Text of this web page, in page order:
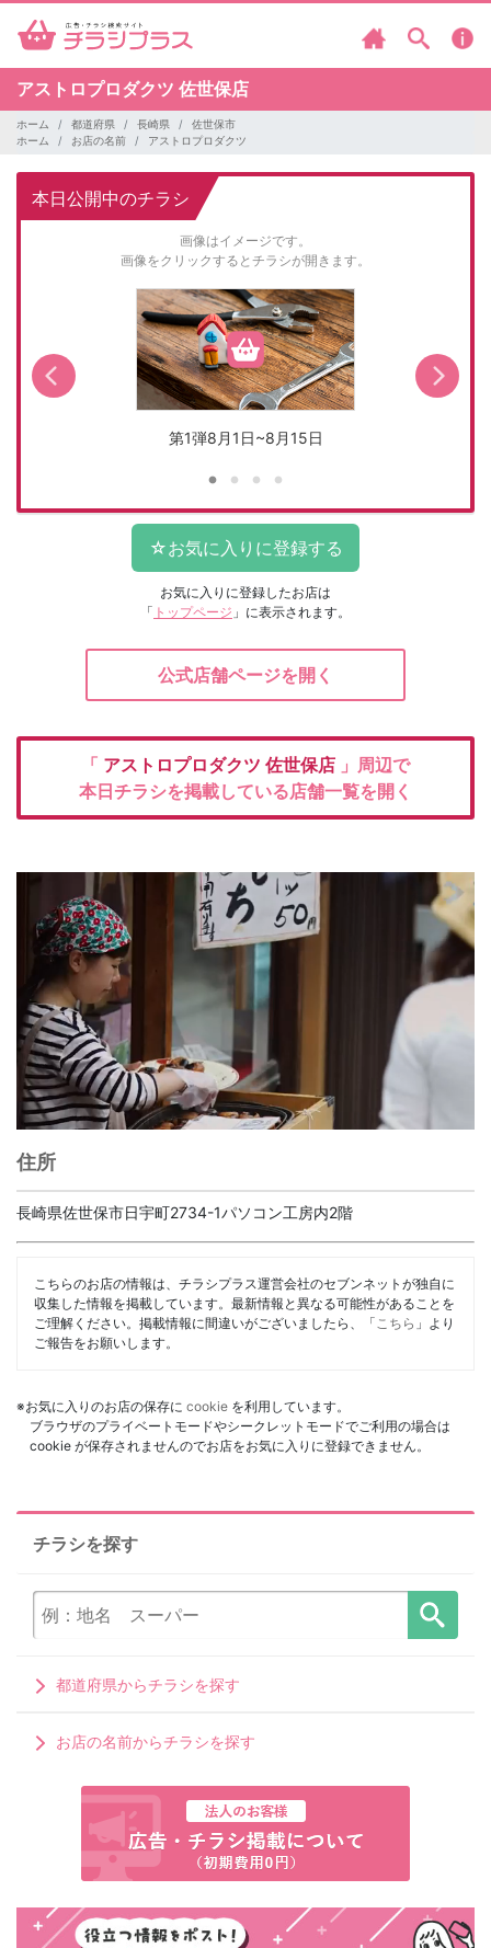
アストロプロダクツ 佐世保店
ホーム 都道府県 長崎県
佐世保市
ホーム
お店の名前 アストロプロダクツ
本日公開中のチラシ
画像はイメージです。
画像をクリックするとチラシが開きます。
第1弾8月1日~8月15日
お気に入りに登録したお店は
「 トップページ 」に表示されます。
公式店舗ページを開く
「 アストロプロダクツ 佐世保店 」周辺で
本日チラシを掲載している店舗一覧を開く
住所
長崎県佐世保市日宇町2734-1パソコン工房内2階
こちらのお店の情報は、チラシプラス運営会社のセブンネットが独自に
収集した情報を掲載しています。最新情報と異なる可能性があることを
ご理解ください。掲載情報に間違いがございましたら、「 こちら 」より
ご報告をお願いします。
※お気に入りのお店の保存に cookie を利用しています。
ブラウザのプライベートモードやシークレットモードでご利用の場合は
cookie が保存されませんのでお店をお気に入りに登録できません。
チラシを探す
都道府県からチラシを探す
お店の名前からチラシを探す